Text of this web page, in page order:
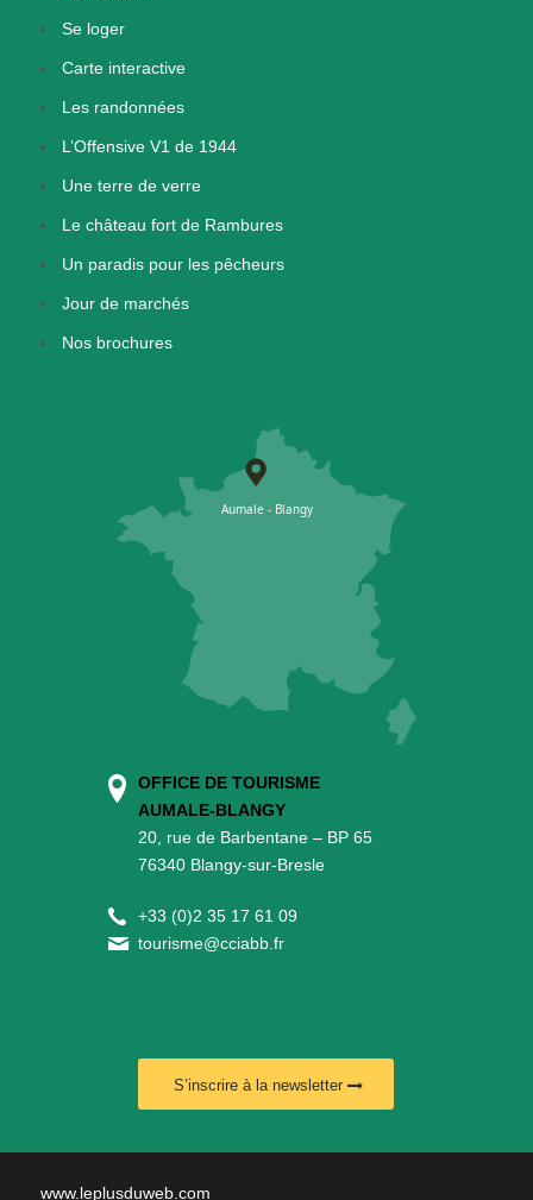
Se loger
Carte interactive
Les randonnées
L’Offensive V1 de 1944
Une terre de verre
Le château fort de Rambures
Un paradis pour les pêcheurs
Jour de marchés
Nos brochures
OFFICE DE TOURISME
AUMALE-BLANGY
20, rue de Barbentane – BP 65
76340 Blangy-sur-Bresle
+33 (0)2 35 17 61 09
tourisme@cciabb.fr
S’inscrire à la newsletter
www.leplusduweb.com